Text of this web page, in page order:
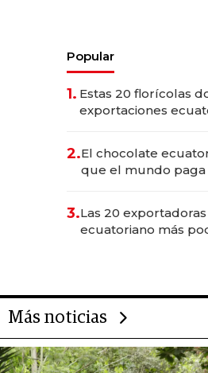
Popular
1. Estas 20 florícolas
exportaciones
2.El chocolate
que el mundo paga
3.Las 20
ecuatoriano más
Más noticias